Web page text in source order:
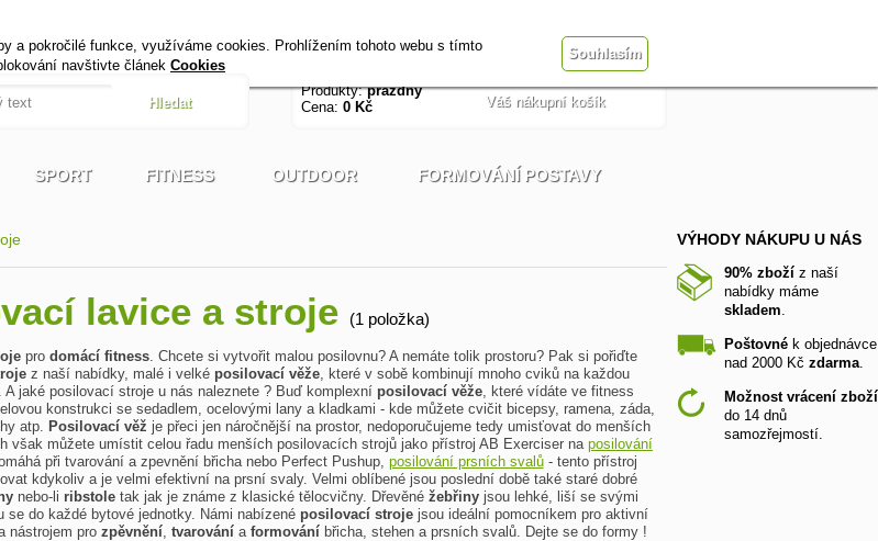
VÝHODY NÁKUPU U NÁS
90% zboží z naší
nabídky máme
skladem.
Poštovné k objednávce
nad 2000 Kč zdarma.
Možnost vrácení zboží
do 14 dnů
samozřejmostí.
lavice a stroje (1 položka)
pro domácí fitness. Chcete si vytvořit malou posilovnu? A nemáte tolik prostoru? Pak si pořiďte
z naší nabídky, malé i velké posilovací věže, které v sobě kombinují mnoho cviků na každou
A jaké posilovací stroje u nás naleznete ? Buď komplexní posilovací věže, které vídáte ve fitness
konstrukci se sedadlem, ocelovými lany a kladkami - kde můžete cvičit bicepsy, ramena, záda,
atp. Posilovací věž je přeci jen náročnější na prostor, nedoporučujeme tedy umisťovat do menších
však můžete umístit celou řadu menších posilovacích strojů jako přístroj AB Exerciser na posilování
při tvarování a zpevnění břicha nebo Perfect Pushup, posilování prsních svalů- tento přístroj
kdykoliv a je velmi efektivní na prsní svaly. Velmi oblíbené jsou poslední době také staré dobré
nebo-li ribstole tak jak je známe z klasické tělocvičny. Dřevěné žebřiny jsou lehké, liší se svými
se do každé bytové jednotky. Námi nabízené posilovací stroje jsou ideální pomocníkem pro aktivní
nástrojem pro zpěvnění, tvarování a formování břicha, stehen a prsních svalů. Dejte se do formy !
9 do 17 hodin
Produkty:prázdný
Cena: 0 Kč Váš nákupní košík
SPORT FITNESS OUTDOOR FORMOVÁNÍ POSTAVY
a pokročilé funkce, využíváme cookies. Prohlížením tohoto webu s tímto
navštivte článek Cookies
Souhlasím